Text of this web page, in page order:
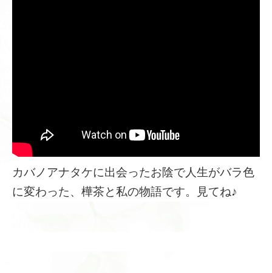
カバノアナタケに出会ったお陰で人生がバラ色
に変わった、樺茶と私の物語です。見てね♪